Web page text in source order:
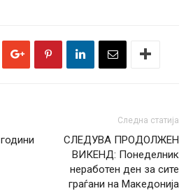
Следна статија
СЛЕДУВА ПРОДОЛЖЕН
ВИКЕНД: Понеделник
неработен ден за сите
граѓани на Македонија